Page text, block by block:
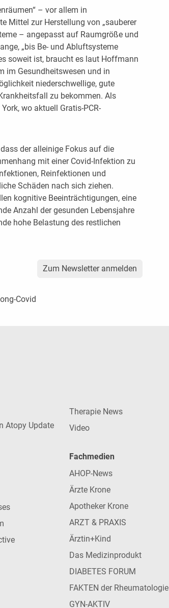
– vor allem in
Mittel zur Herstellung von „sauberer
– angepasst auf Raumgröße und
„bis Be- und Abluftsysteme
soweit ist, braucht es laut Hoffmann
im Gesundheitswesen und in
niederschwellige, gute
zu bekommen. Als
wo aktuell Gratis-PCR-
der alleinige Fokus auf die
mit einer Covid-Infektion zu
Reinfektionen und
Schäden nach sich ziehen.
kognitive Beeinträchtigungen, eine
Anzahl der gesunden Lebensjahre
hohe Belastung des restlichen
Zum Newsletter anmelden
Covid
Atopy Update
Therapie News
Video
Fachmedien
AHOP-News
Ärzte Krone
Apotheker Krone
ARZT & PRAXIS
Ärztin+Kind
Das Medizinprodukt
DIABETES FORUM
FAKTEN der Rheumatologie
GYN-AKTIV